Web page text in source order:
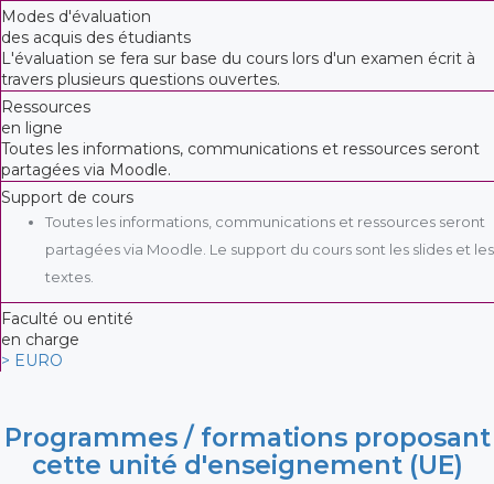
Modes d'évaluation
des acquis des étudiants
L'évaluation se fera sur base du cours lors d'un examen écrit à
travers plusieurs questions ouvertes.
Ressources
en ligne
Toutes les informations, communications et ressources seront
partagées via Moodle.
Support de cours
Toutes les informations, communications et ressources seront
partagées via Moodle. Le support du cours sont les slides et les
textes.
Faculté ou entité
en charge
> EURO
Programmes / formations proposant
cette unité d'enseignement (UE)